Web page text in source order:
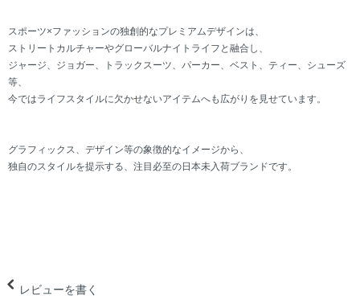
スポーツ×ファッションの独創的なプレミアムデザインは、
ストリートカルチャーやグローバルナイトライフと融合し、
ジャージ、ジョガー、トラックスーツ、パーカー、ベスト、ティー、シューズ
等、
今ではライフスタイルに欠かせないアイテムへも広がりを見せています。
グラフィックス、デザイン等の象徴的なイメージから、
独自のスタイルを提示する、注目必至の日本未入荷ブランドです。
レビューを書く